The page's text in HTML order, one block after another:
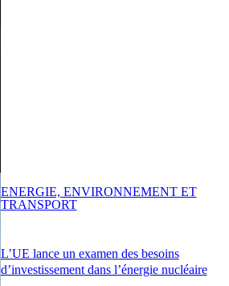
L’UE lance un examen des besoins
d’investissement dans l’énergie nucléaire
ENERGIE, ENVIRONNEMENT ET
TRANSPORT